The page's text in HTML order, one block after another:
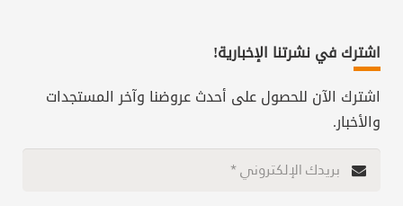
website for more details @
https://www.yadonia.com/services/video-
animation/
#motiongraphicsedit
YadoniaGroup/status/1835952651562787010/photo/1
اشترك في نشرتنا الإخبارية!
اشترك الآن للحصول على أحدث عروضنا وآخر المستجدات
والأخبار.